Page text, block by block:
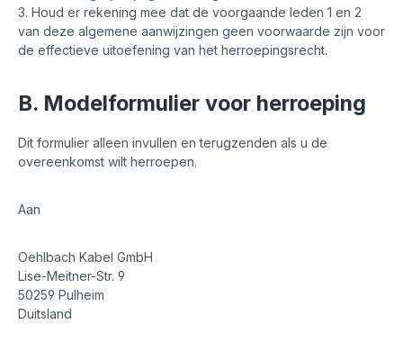
3. Houd er rekening mee dat de voorgaande leden 1 en 2
van deze algemene aanwijzingen geen voorwaarde zijn voor
de effectieve uitoefening van het herroepingsrecht.
B. Modelformulier voor herroeping
Dit formulier alleen invullen en terugzenden als u de
overeenkomst wilt herroepen.
Aan
Oehlbach Kabel GmbH
Lise-Meitner-Str. 9
50259 Pulheim
Duitsland